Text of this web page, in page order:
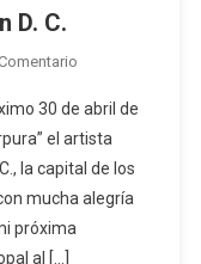
D. C.
En
Llega
A
Washington
D.
30 de abril de
el artista
la capital de los
mucha alegría
próxima
al […]